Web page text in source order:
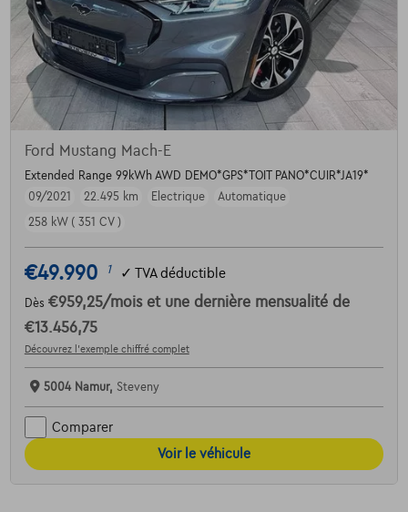
Ford Mustang Mach-E
Extended Range 99kWh AWD DEMO*GPS*TOIT PANO*CUIR*JA19*
09/2021
22.495 km Electrique
Automatique
258 kW ( 351 CV )
€49.990 1 ✓ TVA déductible
Dès €959,25/mois et une dernière mensualité de
€13.456,75
Découvrez l’exemple chiffré complet
5004 Namur, Steveny
Comparer
Voir le véhicule